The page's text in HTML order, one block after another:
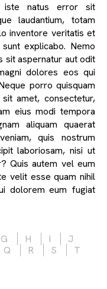
iste natus error sit
laudantium, totam
inventore veritatis et
explicabo. Nemo
sit aspernatur aut odit
dolores eos qui
porro quisquam
amet, consectetur,
eius modi tempora
aliquam quaerat
quis nostrum
laboriosam, nisi ut
Quis autem vel eum
velit esse quam nihil
dolorem eum fugiat
G H I
J
Q R S
T